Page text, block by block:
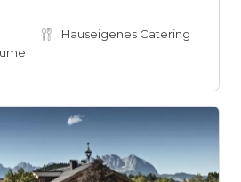
Hauseigenes Catering